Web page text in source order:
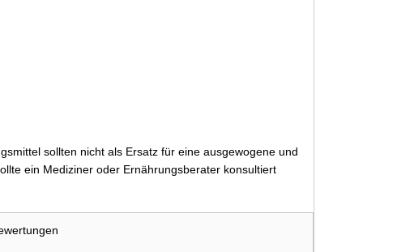
sollten nicht als Ersatz für eine ausgewogene und
ein Mediziner oder Ernährungsberater konsultiert